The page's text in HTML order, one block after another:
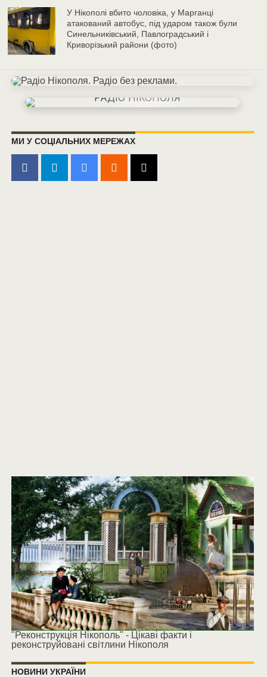
У Нікополі вбито чоловіка, у Марганці
атакований автобус, під ударом також були
Синельниківський, Павлоградський і
Криворізький райони (фото)
МИ У СОЦІАЛЬНИХ МЕРЕЖАХ
"Реконструкція Нікополь" - Цікаві факти і
реконструйовані світлини Нікополя
НОВИНИ УКРАЇНИ